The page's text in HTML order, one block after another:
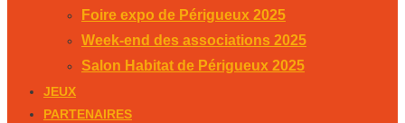
Foire expo de Périgueux 2025
Week-end des associations 2025
Salon Habitat de Périgueux 2025
JEUX
PARTENAIRES